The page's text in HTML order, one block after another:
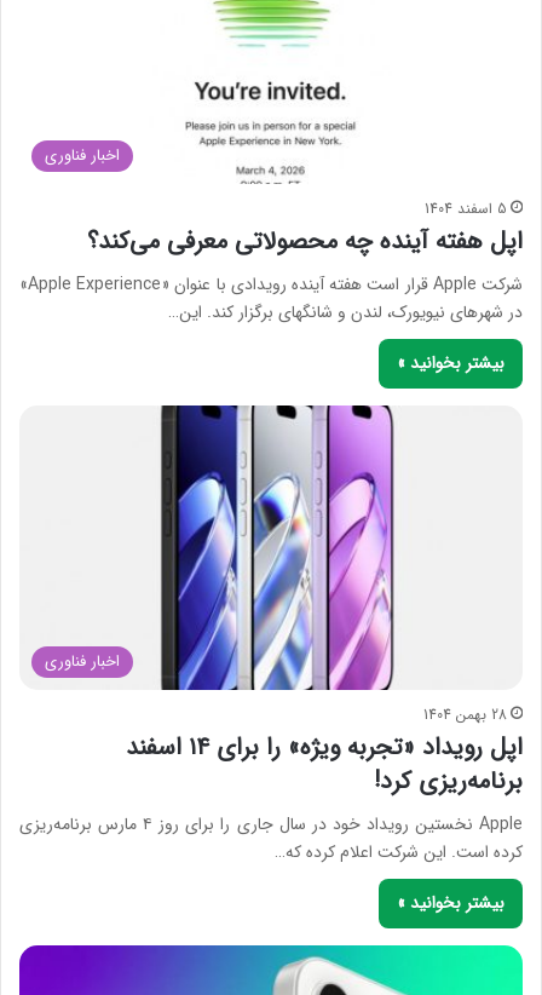
اخبار فناوری
5 اسفند 1404
اپل هفته آینده چه محصولاتی معرفی می‌کند؟
شرکت Apple قرار است هفته آینده رویدادی با عنوان «Apple Experience»
در شهرهای نیویورک، لندن و شانگهای برگزار کند. این…
بیشتر بخوانید »
اخبار فناوری
28 بهمن 1404
اپل رویداد «تجربه ویژه» را برای ۱۴ اسفند
برنامه‌ریزی کرد!
Apple نخستین رویداد خود در سال جاری را برای روز ۴ مارس برنامه‌ریزی
کرده است. این شرکت اعلام کرده که…
بیشتر بخوانید »